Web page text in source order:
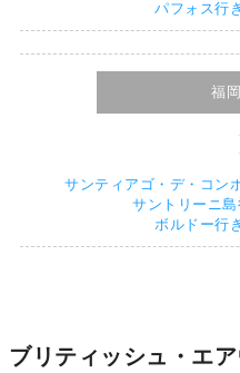
パフォス行
福
サンティアゴ・デ・コン
サントリーニ島
ボルドー行
ブリティッシュ・エ